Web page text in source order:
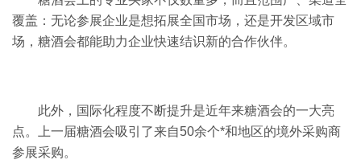
覆盖：无论参展企业是想拓展全国市场，还是开发区域市
场，糖酒会都能助力企业快速结识新的合作伙伴。
此外，国际化程度不断提升是近年来糖酒会的一大亮
点。上一届糖酒会吸引了来自50余个*和地区的境外采购商
参展采购。